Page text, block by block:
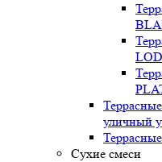
уличный
Сухие смеси